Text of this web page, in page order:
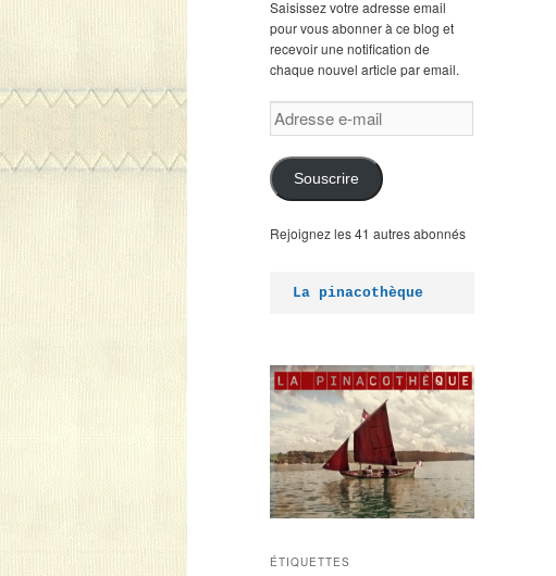
Saisissez votre adresse email
pour vous abonner à ce blog et
recevoir une notification de
chaque nouvel article par email.
Adresse
e-
Souscrire
Rejoignez les 41 autres abonnés
La pinacothèque
ÉTIQUETTES